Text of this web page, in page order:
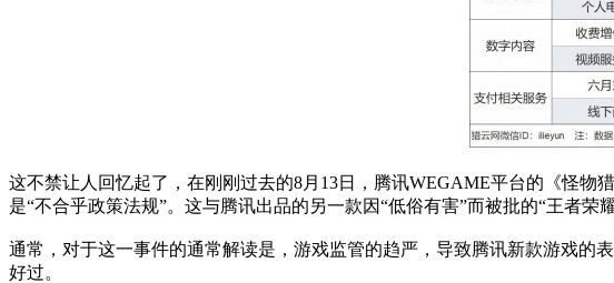
这不禁让人回忆起了，在刚刚过去的8月13日，腾讯WEGAME平台的《怪
是“不合乎政策法规”。这与腾讯出品的另一款因“低俗有害”而被批的“王者荣
通常，对于这一事件的通常解读是，游戏监管的趋严，导致腾讯新款游戏的
好过。